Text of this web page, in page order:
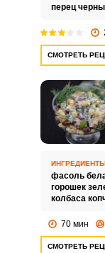
перец
СМОТРЕТЬ
фасоль
горошек
колбаса
70 мин
СМОТРЕТЬ